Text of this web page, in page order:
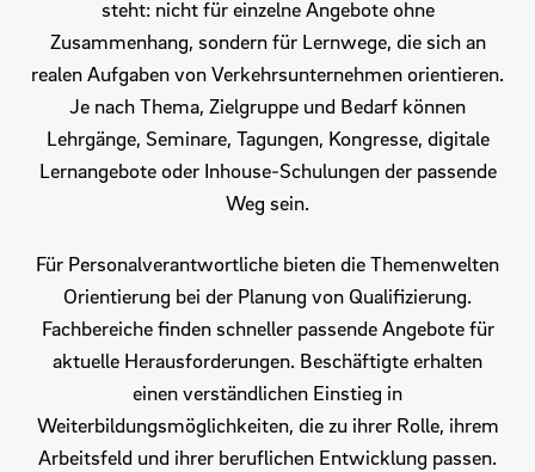
steht: nicht für einzelne Angebote ohne
Zusammenhang, sondern für Lernwege, die sich an
realen Aufgaben von Verkehrsunternehmen orientieren.
Je nach Thema, Zielgruppe und Bedarf können
Lehrgänge, Seminare, Tagungen, Kongresse, digitale
Lernangebote oder Inhouse-Schulungen der passende
Weg sein.
Für Personalverantwortliche bieten die Themenwelten
Orientierung bei der Planung von Qualifizierung.
Fachbereiche finden schneller passende Angebote für
aktuelle Herausforderungen. Beschäftigte erhalten
einen verständlichen Einstieg in
Weiterbildungsmöglichkeiten, die zu ihrer Rolle, ihrem
Arbeitsfeld und ihrer beruflichen Entwicklung passen.